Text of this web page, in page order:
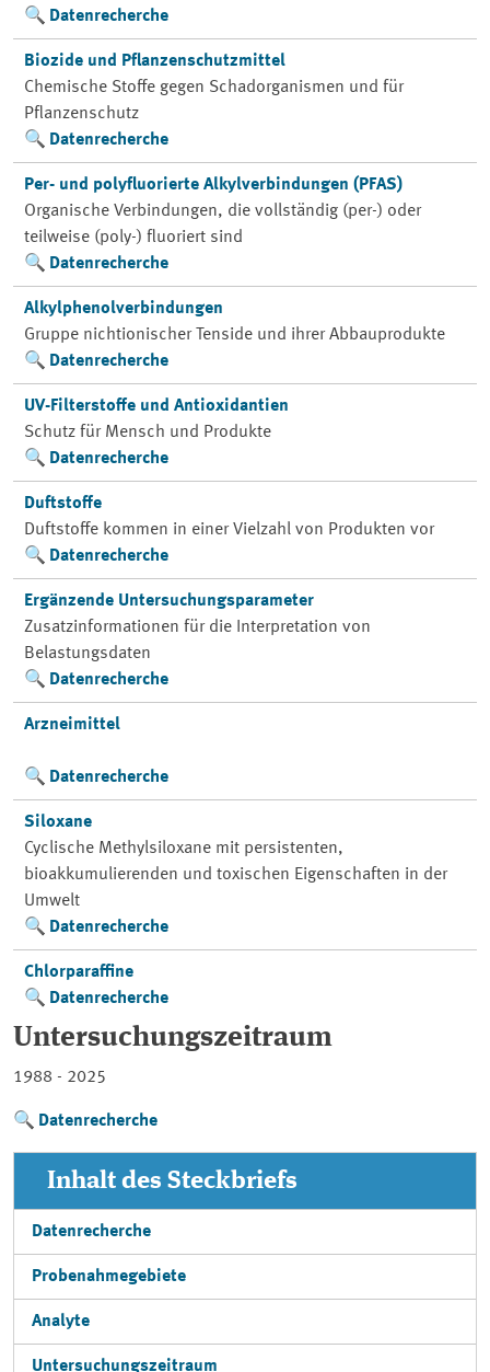
Datenrecherche
Biozide und Pflanzenschutzmittel
Chemische Stoffe gegen Schadorganismen und für
Pflanzenschutz
Datenrecherche
Per- und polyfluorierte Alkylverbindungen (PFAS)
Organische Verbindungen, die vollständig (per-) oder
teilweise (poly-) fluoriert sind
Datenrecherche
Alkylphenolverbindungen
Gruppe nichtionischer Tenside und ihrer Abbauprodukte
Datenrecherche
UV-Filterstoffe und Antioxidantien
Schutz für Mensch und Produkte
Datenrecherche
Duftstoffe
Duftstoffe kommen in einer Vielzahl von Produkten vor
Datenrecherche
Ergänzende Untersuchungsparameter
Zusatzinformationen für die Interpretation von
Belastungsdaten
Datenrecherche
Arzneimittel
Datenrecherche
Siloxane
Cyclische Methylsiloxane mit persistenten,
bioakkumulierenden und toxischen Eigenschaften in der
Umwelt
Datenrecherche
Chlorparaffine
Datenrecherche
Untersuchungszeitraum
1988 - 2025
Datenrecherche
Inhalt des Steckbriefs
Datenrecherche
Probenahmegebiete
Analyte
Untersuchungszeitraum